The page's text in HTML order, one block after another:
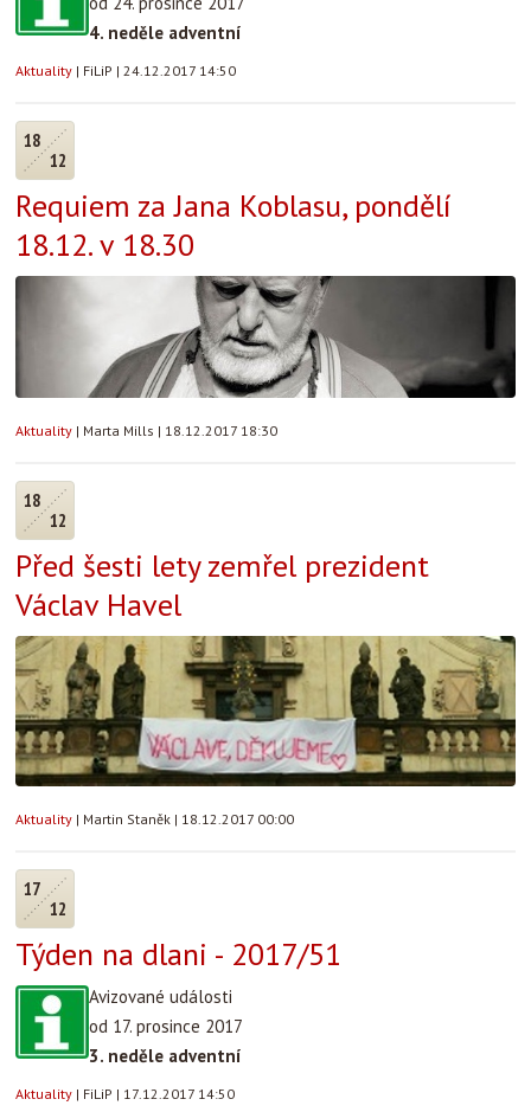
4. neděle adventní
Aktuality | FiLiP | 24.12.2017 14:50
18
12
Requiem za Jana Koblasu, pondělí
18.12. v 18.30
Aktuality | Marta Mills | 18.12.2017 18:30
18
12
Před šesti lety zemřel prezident
Václav Havel
Aktuality | Martin Staněk | 18.12.2017 00:00
17
12
Týden na dlani - 2017/51
Avizované události
od 17. prosince 2017
3. neděle adventní
Aktuality | FiLiP | 17.12.2017 14:50